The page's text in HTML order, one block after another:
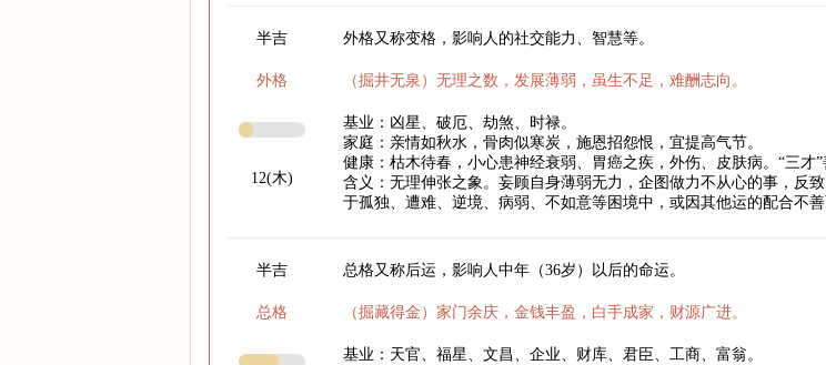
半吉
外格
12(木)
外格又称变格，影响人的社交能力、智慧等。
（掘井无泉）无理之数，发展薄弱，虽生不足，难酬志向。
基业：凶星、破厄、劫煞、时禄。
家庭：亲情如秋水，骨肉似寒炭，施恩招怨恨，宜提高气节。
健康：枯木待春，小心患神经衰弱、胃癌之疾，外伤、皮肤病。“三才”
含义：无理伸张之象。妄顾自身薄弱无力，企图做力不从心的事，反
于孤独、遭难、逆境、病弱、不如意等困境中，或因其他运的配合不
半吉
总格
总格又称后运，影响人中年（36岁）以后的命运。
（掘藏得金）家门余庆，金钱丰盈，白手成家，财源广进。
基业：天官、福星、文昌、企业、财库、君臣、工商、富翁。